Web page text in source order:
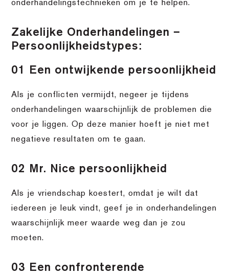
onderhandelingstechnieken om je te helpen.
Zakelijke Onderhandelingen –
Persoonlijkheidstypes:
01 Een ontwijkende persoonlijkheid
Als je conflicten vermijdt, negeer je tijdens
onderhandelingen waarschijnlijk de problemen die
voor je liggen. Op deze manier hoeft je niet met
negatieve resultaten om te gaan.
02 Mr. Nice persoonlijkheid
Als je vriendschap koestert, omdat je wilt dat
iedereen je leuk vindt, geef je in onderhandelingen
waarschijnlijk meer waarde weg dan je zou
moeten.
03 Een confronterende